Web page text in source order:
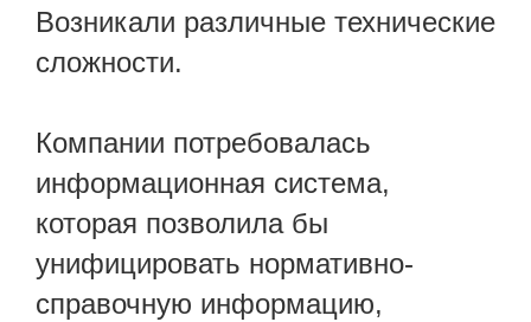
Возникали различные технические
сложности.
Компании потребовалась
информационная система,
которая позволила бы
унифицировать нормативно-
справочную информацию,